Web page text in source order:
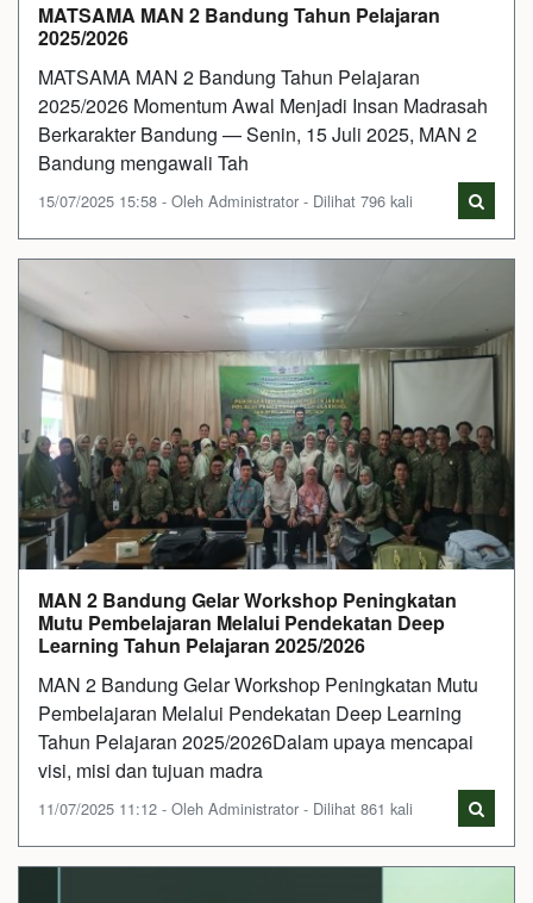
MATSAMA MAN 2 Bandung Tahun Pelajaran
2025/2026
MATSAMA MAN 2 Bandung Tahun Pelajaran
2025/2026 Momentum Awal Menjadi Insan Madrasah
Berkarakter Bandung — Senin, 15 Juli 2025, MAN 2
Bandung mengawali Tah
15/07/2025 15:58 - Oleh Administrator - Dilihat 796 kali
MAN 2 Bandung Gelar Workshop Peningkatan
Mutu Pembelajaran Melalui Pendekatan Deep
Learning Tahun Pelajaran 2025/2026
MAN 2 Bandung Gelar Workshop Peningkatan Mutu
Pembelajaran Melalui Pendekatan Deep Learning
Tahun Pelajaran 2025/2026Dalam upaya mencapai
visi, misi dan tujuan madra
11/07/2025 11:12 - Oleh Administrator - Dilihat 861 kali